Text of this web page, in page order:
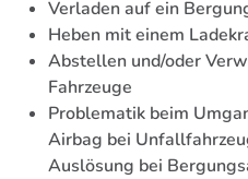
Verladen auf ein
Heben mit einem
Abstellen und/oder
Fahrzeuge
Problematik beim
Airbag bei
Auslösung bei